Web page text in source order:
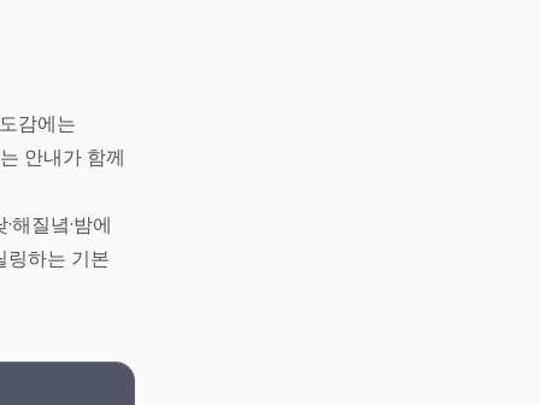
감에는
안내가 함께
질녘·밤에
링하는 기본